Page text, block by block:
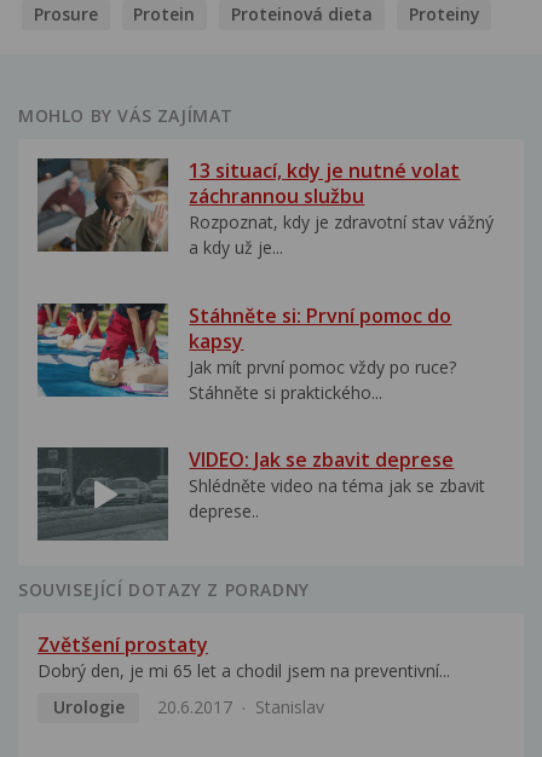
Prosure
Protein Proteinová dieta Proteiny
MOHLO BY VÁS ZAJÍMAT
13 situací, kdy je nutné volat
záchrannou službu
Rozpoznat, kdy je zdravotní stav vážný
a kdy už je...
Stáhněte si: První pomoc do
kapsy
Jak mít první pomoc vždy po ruce?
Stáhněte si praktického...
VIDEO: Jak se zbavit deprese
Shlédněte video na téma jak se zbavit
deprese..
SOUVISEJÍCÍ DOTAZY Z PORADNY
Zvětšení prostaty
Dobrý den, je mi 65 let a chodil jsem na preventivní...
Urologie
20.6.2017 Stanislav